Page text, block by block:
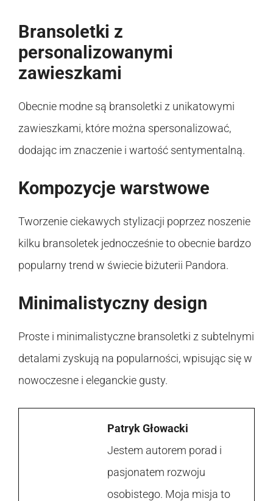
Bransoletki z
personalizowanymi
zawieszkami
Obecnie modne są bransoletki z unikatowymi
zawieszkami, które można spersonalizować,
dodając im znaczenie i wartość sentymentalną.
Kompozycje warstwowe
Tworzenie ciekawych stylizacji poprzez noszenie
kilku bransoletek jednocześnie to obecnie bardzo
popularny trend w świecie biżuterii Pandora.
Minimalistyczny design
Proste i minimalistyczne bransoletki z subtelnymi
detalami zyskują na popularności, wpisując się w
nowoczesne i eleganckie gusty.
Patryk Głowacki
Jestem autorem porad i
pasjonatem rozwoju
osobistego. Moja misja to